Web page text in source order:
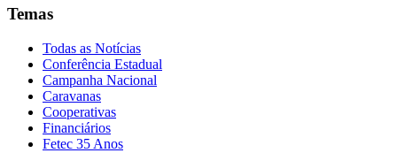
Temas
Todas as Notícias
Conferência Estadual
Campanha Nacional
Caravanas
Cooperativas
Financiários
Fetec 35 Anos